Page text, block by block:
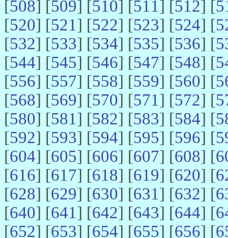
[508] [509] [510] [511] [512] [
[520] [521] [522] [523] [524] [
[532] [533] [534] [535] [536] [
[544] [545] [546] [547] [548] [
[556] [557] [558] [559] [560] [
[568] [569] [570] [571] [572] [
[580] [581] [582] [583] [584] [
[592] [593] [594] [595] [596] [
[604] [605] [606] [607] [608] [
[616] [617] [618] [619] [620] [
[628] [629] [630] [631] [632] [
[640] [641] [642] [643] [644] [
[652] [653] [654] [655] [656] [